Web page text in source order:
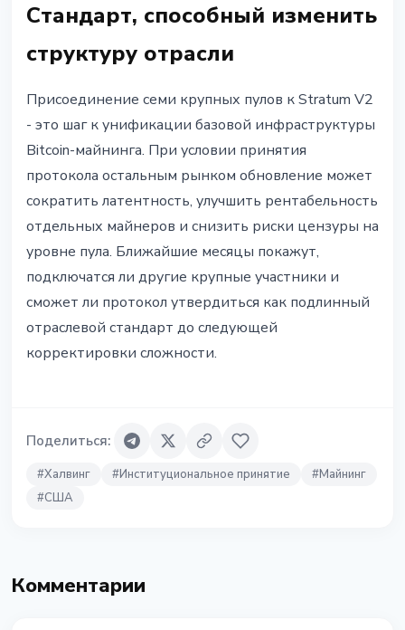
Стандарт, способный изменить
структуру отрасли
Присоединение семи крупных пулов к Stratum V2
- это шаг к унификации базовой инфраструктуры
Bitcoin-майнинга. При условии принятия
протокола остальным рынком обновление может
сократить латентность, улучшить рентабельность
отдельных майнеров и снизить риски цензуры на
уровне пула. Ближайшие месяцы покажут,
подключатся ли другие крупные участники и
сможет ли протокол утвердиться как подлинный
отраслевой стандарт до следующей
корректировки сложности.
Поделиться:
#Халвинг #Институциональное принятие #Майнинг
#США
Комментарии